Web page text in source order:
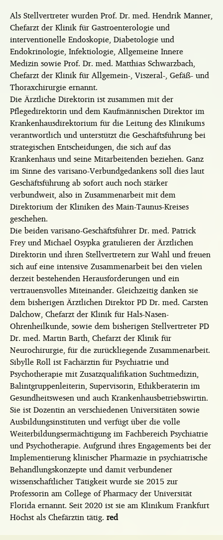
Als Stellvertreter wurden Prof. Dr. med. Hendrik Manner,
Chefarzt der Klinik für Gastroenterologie und
interventionelle Endoskopie, Diabetologie und
Endokrinologie, Infektiologie, Allgemeine Innere
Medizin sowie Prof. Dr. med. Matthias Schwarzbach,
Chefarzt der Klinik für Allgemein-, Viszeral-, Gefäß- und
Thoraxchirurgie ernannt.
Die Ärztliche Direktorin ist zusammen mit der
Pflegedirektorin und dem Kaufmännischen Direktor im
Krankenhausdirektorium für die Leitung des Klinikums
verantwortlich und unterstützt die Geschäftsführung bei
strategischen Entscheidungen, die sich auf das
Krankenhaus und seine Mitarbeitenden beziehen. Ganz
im Sinne des varisano-Verbundgedankens soll dies laut
Geschäftsführung ab sofort auch noch stärker
verbundweit, also in Zusammenarbeit mit dem
Direktorium der Kliniken des Main-Taunus-Kreises
geschehen.
Die beiden varisano-Geschäftsführer Dr. med. Patrick
Frey und Michael Osypka gratulieren der Ärztlichen
Direktorin und ihren Stellvertretern zur Wahl und freuen
sich auf eine intensive Zusammenarbeit bei den vielen
derzeit bestehenden Herausforderungen und ein
vertrauensvolles Miteinander. Gleichzeitig danken sie
dem bisherigen Ärztlichen Direktor PD Dr. med. Carsten
Dalchow, Chefarzt der Klinik für Hals-Nasen-
Ohrenheilkunde, sowie dem bisherigen Stellvertreter PD
Dr. med. Martin Barth, Chefarzt der Klinik für
Neurochirurgie, für die zurückliegende Zusammenarbeit.
Sibylle Roll ist Fachärztin für Psychiatrie und
Psychotherapie mit Zusatzqualifikation Suchtmedizin,
Balintgruppenleiterin, Supervisorin, Ethikberaterin im
Gesundheitswesen und auch Krankenhausbetriebswirtin.
Sie ist Dozentin an verschiedenen Universitäten sowie
Ausbildungsinstituten und verfügt über die volle
Weiterbildungsermächtigung im Fachbereich Psychiatrie
und Psychotherapie. Aufgrund ihres Engagements bei der
Implementierung klinischer Pharmazie in psychiatrische
Behandlungskonzepte und damit verbundener
wissenschaftlicher Tätigkeit wurde sie 2015 zur
Professorin am College of Pharmacy der Universität
Florida ernannt. Seit 2020 ist sie am Klinikum Frankfurt
Höchst als Chefärztin tätig. red